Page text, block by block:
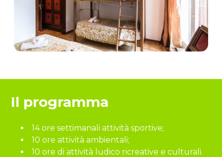
Il programma
14 ore settimanali attività sportive;
10 ore attività ambientali;
10 ore di attività ludico ricreative e culturali.